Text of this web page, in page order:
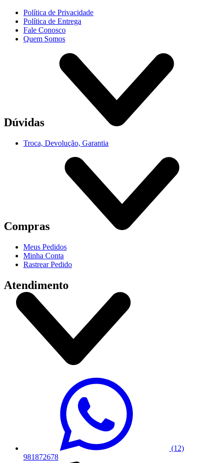
Política de Privacidade
Política de Entrega
Fale Conosco
Quem Somos
Dúvidas
Troca, Devolução, Garantia
Compras
Meus Pedidos
Minha Conta
Rastrear Pedido
Atendimento
(12)
981872678